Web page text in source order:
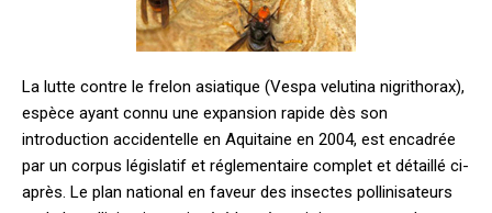
La lutte contre le frelon asiatique (Vespa velutina nigrithorax),
espèce ayant connu une expansion rapide dès son
introduction accidentelle en Aquitaine en 2004, est encadrée
par un corpus législatif et réglementaire complet et détaillé ci-
après. Le plan national en faveur des insectes pollinisateurs